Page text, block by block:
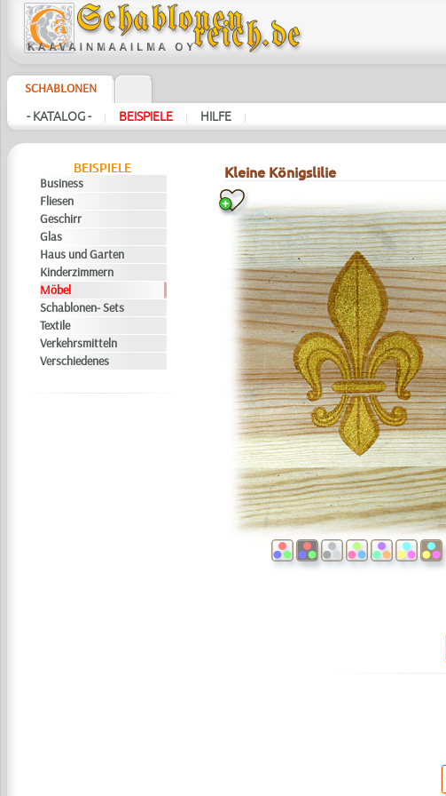
SCHABLONEN
- KATALOG - | BEISPIELE | HILFE |
BEISPIELE
Business
Fliesen
Geschirr
Glas
Haus und Garten
Kinderzimmern
Möbel
Schablonen- Sets
Textile
Verkehrsmitteln
Verschiedenes
Kleine Königslilie